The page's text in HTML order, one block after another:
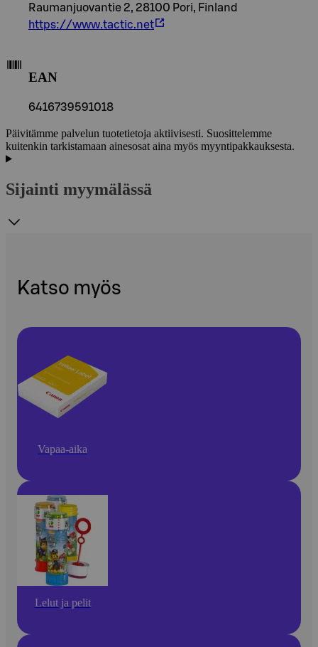
Raumanjuovantie 2, 28100 Pori, Finland
https://www.tactic.net
EAN
6416739591018
Päivitämme palvelun tuotetietoja aktiivisesti. Suosittelemme
kuitenkin tarkistamaan ainesosat aina myös myyntipakkauksesta.
Sijainti myymälässä
Katso myös
Vapaa-aika
Lelut ja pelit